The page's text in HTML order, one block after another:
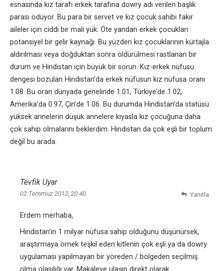
esnasında kız tarafı erkek tarafına dowry adı verilen başlık
parası ödüyor. Bu para bir servet ve kız çocuk sahibi fakir
aileler için ciddi bir mali yük. Öte yandan erkek çocukları
potansiyel bir gelir kaynağı. Bu yüzden kız çocuklarının kürtajla
aldırılması veya doğduktan sonra öldürülmesi rastlanan bir
durum ve Hindistan için büyük bir sorun. Kız-erkek nüfusu
dengesi bozulan Hindistan’da erkek nüfusun kız nüfusa oranı
1.08. Bu oran dünyada genelinde 1.01, Türkiye’de 1.02,
Amerika’da 0.97, Çin’de 1.06. Bu durumda Hindistan’da statüsü
yüksek annelerin düşük annelere kıyasla kız çocuğuna daha
çok sahip olmalarını beklerdim. Hindistan da çok eşli bir toplum
değil bu arada.
Tevfik Uyar
02 Temmuz 2012, 20:40
Erdem merhaba,
Hindistan’ın 1 milyar nüfusa sahip olduğunu düşünürsek,
araştırmaya örnek teşkil eden kitlenin çok eşli ya da dowry
uygulaması yapılmayan bir yöreden / bölgeden seçilmiş
Yanıtla